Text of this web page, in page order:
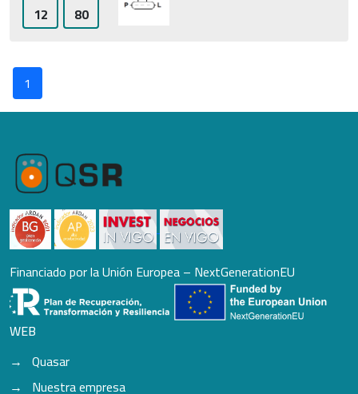
12
80
1
Financiado por la Unión Europea – NextGenerationEU
WEB
Quasar
Nuestra empresa